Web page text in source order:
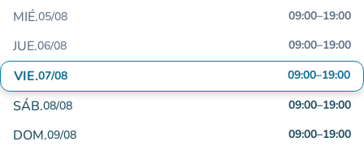
MIÉ.05/08 09:00–19:00
JUE.06/08 09:00–19:00
VIE.07/08 09:00–19:00
SÁB.08/08 09:00–19:00
DOM.09/08 09:00–19:00